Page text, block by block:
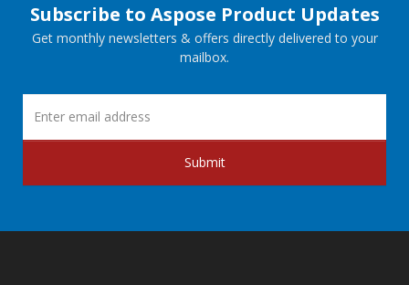
Subscribe to Aspose Product Updates
Get monthly newsletters & offers directly delivered to your
mailbox.
Submit